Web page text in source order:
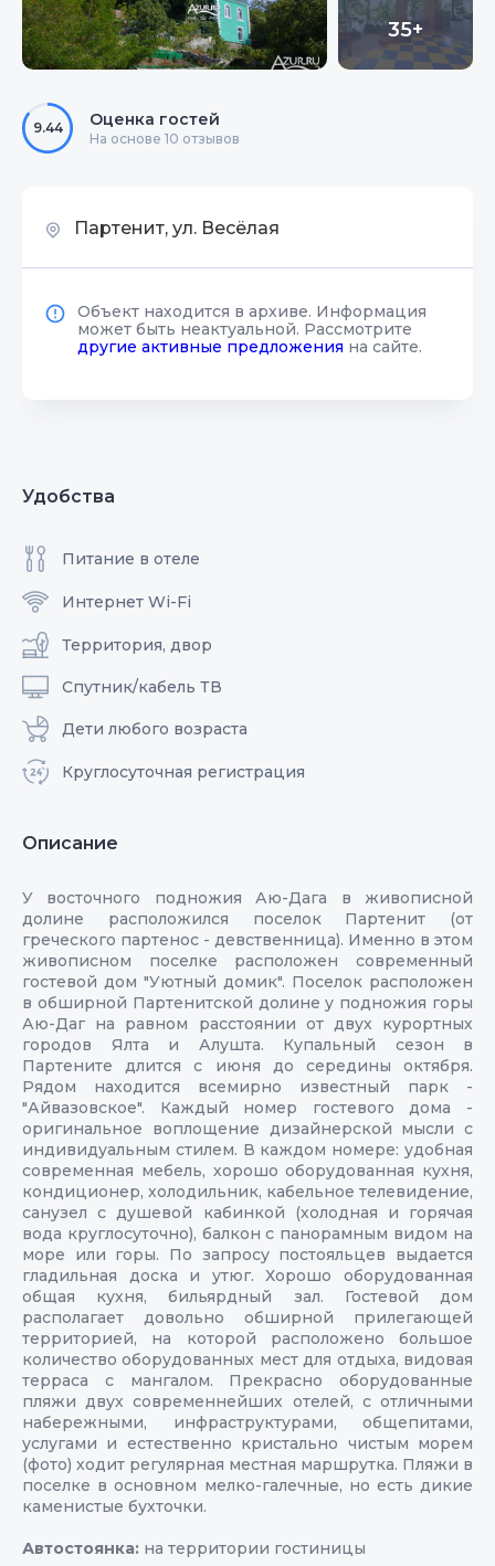
35+
9.44 Оценка гостей
На основе 10 отзывов
Партенит, ул. Весёлая
Объект находится в архиве. Информация
может быть неактуальной. Рассмотрите
другие активные предложения на сайте.
Удобства
Питание в отеле
Интернет Wi-Fi
Территория, двор
Спутник/кабель ТВ
Дети любого возраста
Круглосуточная регистрация
Описание
У восточного подножия Аю-Дага в живописной
долине расположился поселок Партенит (от
греческого партенос - девственница). Именно в этом
живописном поселке расположен современный
гостевой дом "Уютный домик". Поселок расположен
в обширной Партенитской долине у подножия горы
Аю-Даг на равном расстоянии от двух курортных
городов Ялта и Алушта. Купальный сезон в
Партените длится с июня до середины октября.
Рядом находится всемирно известный парк -
"Айвазовское". Каждый номер гостевого дома -
оригинальное воплощение дизайнерской мысли с
индивидуальным стилем. В каждом номере: удобная
современная мебель, хорошо оборудованная кухня,
кондиционер, холодильник, кабельное телевидение,
санузел с душевой кабинкой (холодная и горячая
вода круглосуточно), балкон с панорамным видом на
море или горы. По запросу постояльцев выдается
гладильная доска и утюг. Хорошо оборудованная
общая кухня, бильярдный зал. Гостевой дом
располагает довольно обширной прилегающей
территорией, на которой расположено большое
количество оборудованных мест для отдыха, видовая
терраса с мангалом. Прекрасно оборудованные
пляжи двух современнейших отелей, с отличными
набережными, инфраструктурами, общепитами,
услугами и естественно кристально чистым морем
(фото) ходит регулярная местная маршрутка. Пляжи в
поселке в основном мелко-галечные, но есть дикие
каменистые бухточки.
Автостоянка: на территории гостиницы